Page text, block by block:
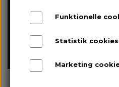
Funktionelle
Statistik cookies
Marketing